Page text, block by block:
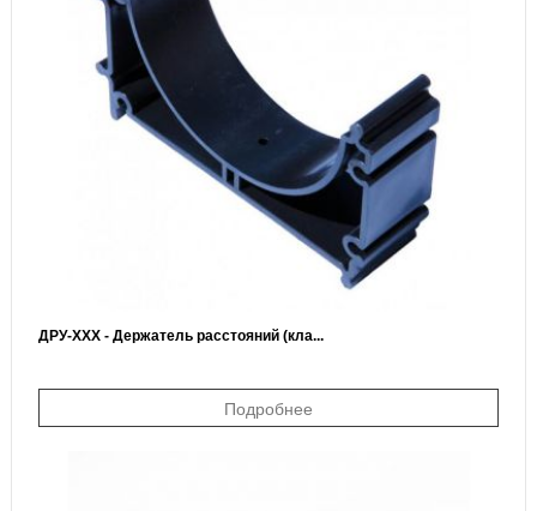
ДРУ-ХХХ - Держатель расстояний (кла...
Подробнее